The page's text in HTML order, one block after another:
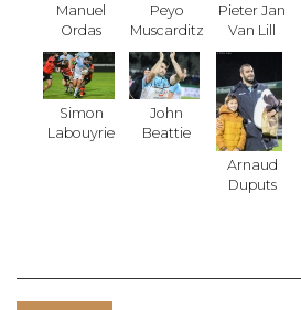
Manuel
Ordas
Peyo
Muscarditz
Pieter Jan
Van Lill
Simon
Labouyrie
John
Beattie
Arnaud
Duputs